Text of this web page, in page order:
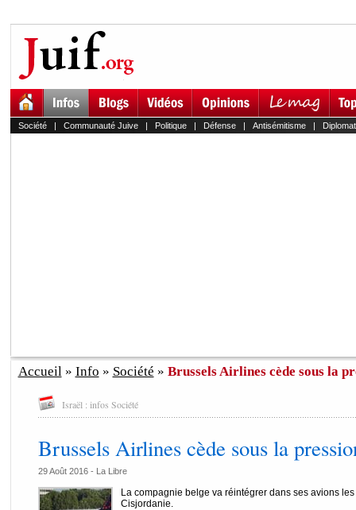
Société| Communauté Juive| Politique| Défense| Antisémitisme|
Accueil» Info » Société » Brussels Airlines cède sous la
Israël : infos Société
Brussels Airlines cède sous la
29 Août 2016 - La Libre
La compagnie belge va réintégrer dans ses avions
Cisjordanie.